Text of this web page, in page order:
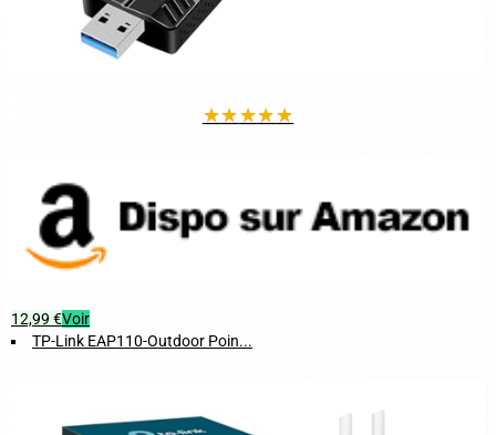
★★★★★
12,99 €Voir
TP-Link EAP110-Outdoor Poin...